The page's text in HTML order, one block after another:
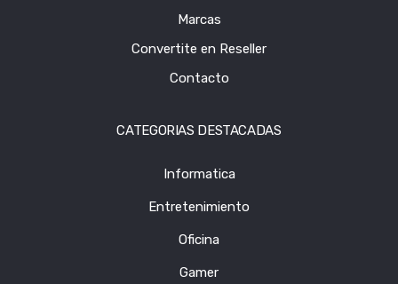
Marcas
Convertite en Reseller
Contacto
CATEGORIAS DESTACADAS
Informatica
Entretenimiento
Oficina
Gamer